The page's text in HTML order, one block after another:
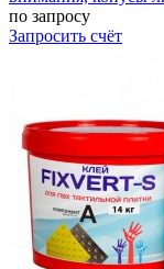
по запросу
Запросить счёт